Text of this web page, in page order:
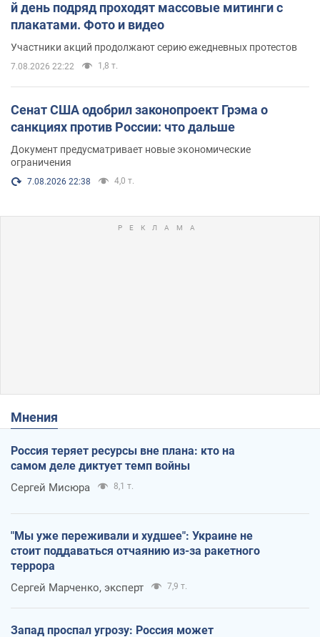
й день подряд проходят массовые митинги с
плакатами. Фото и видео
Участники акций продолжают серию ежедневных протестов
7.08.2026 22:22 1,8 т.
Сенат США одобрил законопроект Грэма о
санкциях против России: что дальше
Документ предусматривает новые экономические
ограничения
7.08.2026 22:38 4,0 т.
Мнения
Россия теряет ресурсы вне плана: кто на
самом деле диктует темп войны
Сергей Мисюра 8,1 т.
"Мы уже переживали и худшее": Украине не
стоит поддаваться отчаянию из-за ракетного
террора
Сергей Марченко, эксперт 7,9 т.
Запад проспал угрозу: Россия может